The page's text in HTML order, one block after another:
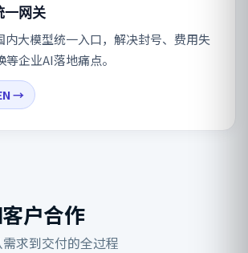
一网关
大模型统一入口，解决封号、费用失
企业AI落地痛点。
→
户合作
求到交付的全过程